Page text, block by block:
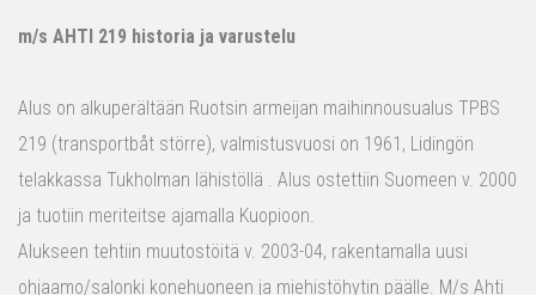
m/s AHTI 219 historia ja varustelu
Alus on alkuperältään Ruotsin armeijan maihinnousualus TPBS
219 (transportbåt större), valmistusvuosi on 1961, Lidingön
telakkassa Tukholman lähistöllä . Alus ostettiin Suomeen v. 2000
ja tuotiin meriteitse ajamalla Kuopioon.
Alukseen tehtiin muutostöitä v. 2003-04, rakentamalla uusi
ohjaamo/salonki konehuoneen ja miehistöhytin päälle. M/s Ahti